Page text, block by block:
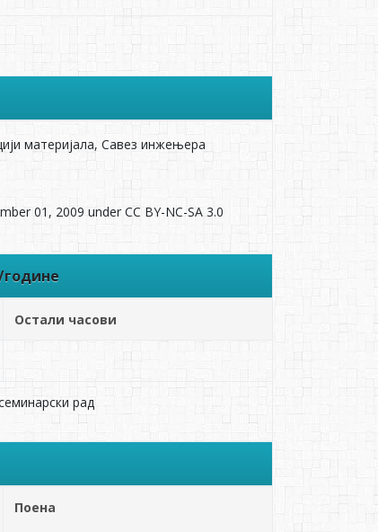
материјала, Савез инжењера
01, 2009 under CC BY-NC-SA 3.0
Остали часови
рад
Поена